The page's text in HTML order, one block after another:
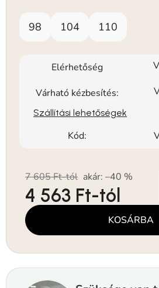
98 104 110
Elérhetőség
Várható kézbesítés:
Szállítási lehetőségek
Kód:
7 605 Ft-tól akár: –40 %
4 563 Ft-tól
Egységár: KOSÁRBA